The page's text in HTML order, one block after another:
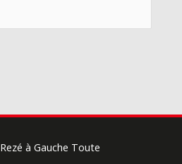
Rezé à Gauche Toute